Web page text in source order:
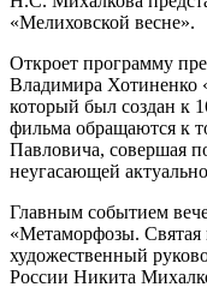
«Мелиховской весне».
Откроет программу
Владимира Хотиненко
который был создан к
фильма обращаются к
Павловича, совершая
неугасающей
Главным событием
«Метаморфозы. Святая
художественный
России Никита